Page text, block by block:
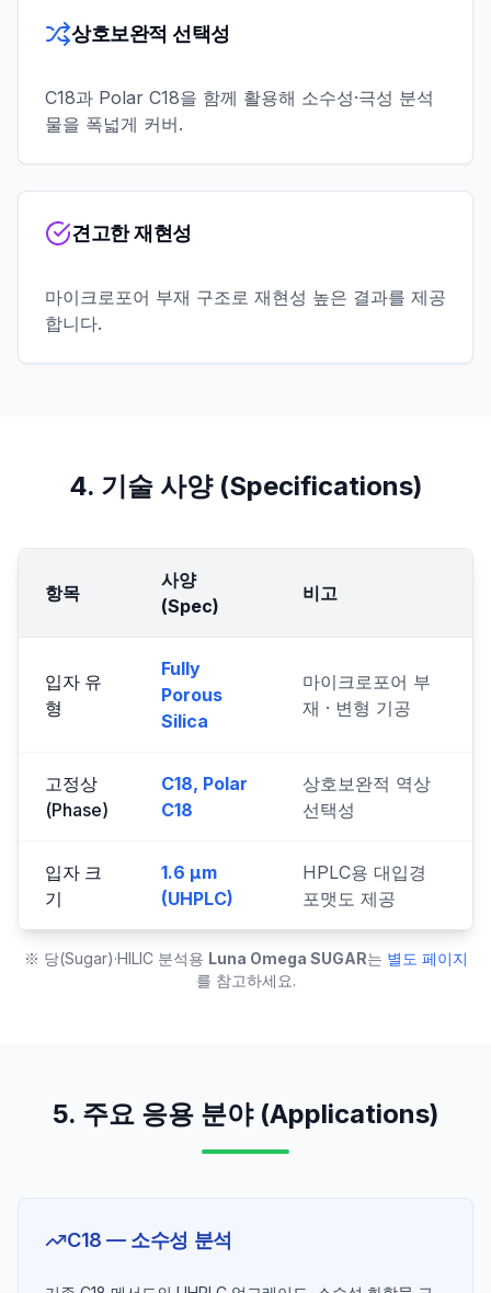
상호보완적 선택성
C18과 Polar C18을 함께 활용해 소수성·극성 분석
물을 폭넓게 커버.
견고한 재현성
마이크로포어 부재 구조로 재현성 높은 결과를 제공
합니다.
4. 기술 사양 (Specifications)
항목
사양
(Spec)
비고
입자 유
형
Fully
Porous
Silica
마이크로포어 부
재 · 변형 기공
고정상
(Phase)
C18, Polar
C18
상호보완적 역상
선택성
입자 크
기
1.6 µm
(UHPLC)
HPLC용 대입경
포맷도 제공
※ 당(Sugar)·HILIC 분석용 Luna Omega SUGAR는 별도 페이지
를 참고하세요.
5. 주요 응용 분야 (Applications)
C18 — 소수성 분석